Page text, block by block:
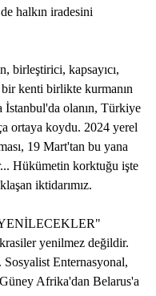
halkın iradesini
birleştirici, kapsayıcı,
kenti birlikte kurmanın
olanın, Türkiye
ortaya koydu. 2024 yerel
19 Mart'tan bu yana
Hükümetin korktuğu işte
iktidarımız.
yenilmez değildir.
Enternasyonal,
Afrika'dan Belarus'a